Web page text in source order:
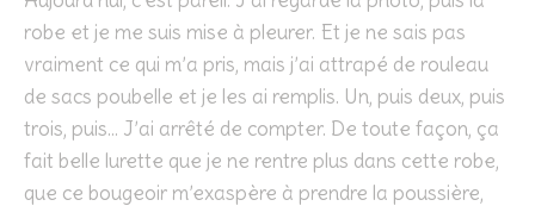
robe et je me suis mise à pleurer. Et je ne sais pas
vraiment ce qui m’a pris, mais j’ai attrapé de rouleau
de sacs poubelle et je les ai remplis. Un, puis deux, puis
trois, puis… J’ai arrêté de compter. De toute façon, ça
fait belle lurette que je ne rentre plus dans cette robe,
que ce bougeoir m’exaspère à prendre la poussière,